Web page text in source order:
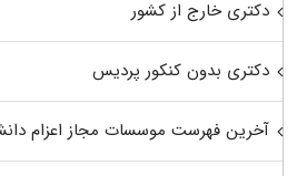
دکتری خارج از کشور
دکتری بدون کنکور پردیس
آخرین فهرست موسسات مجاز اعزام